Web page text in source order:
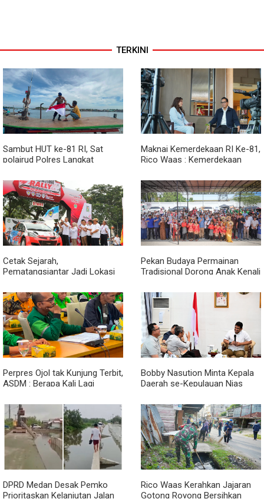
TERKINI
Sambut HUT ke-81 RI, Sat
polairud Polres Langkat
kepada Nelayan
Maknai Kemerdekaan RI Ke-81,
Rico Waas : Kemerdekaan
Lewat Peningkatan Pelayanan
Primer
Cetak Sejarah,
Pematangsiantar Jadi Lokasi
2026
Pekan Budaya Permainan
Tradisional Dorong Anak Kenali
Ketergantungan Gadget
Perpres Ojol tak Kunjung Terbit,
ASDM : Berapa Kali Lagi
Janji?
Bobby Nasution Minta Kepala
Daerah se-Kepulauan Nias
DPRD Medan Desak Pemko
Prioritaskan Kelanjutan Jalan
Rico Waas Kerahkan Jajaran
Gotong Royong Bersihkan